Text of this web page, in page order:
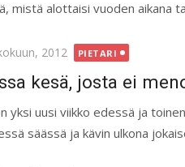
mistä alottaisi vuoden aikana
2012 PIETARI
kesä, josta ei
yksi uusi viikko edessä ja
säässä ja kävin ulkona